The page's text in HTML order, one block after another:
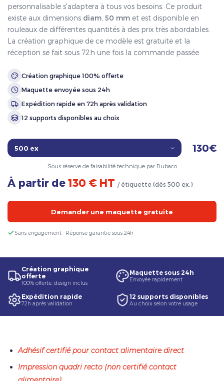
personnalisable s'adaptera à tous vos besoins. Ce produit
existe aux dimensions diam. 50 mm et est disponible en
rouleaux de différentes quantités à des prix très abordables.
La création graphique de ce modèle est gratuite et la
réception se fait sous 72h une fois la commande passée.
Création graphique 100% offerte
Maquette envoyée sous 24h
Expédition rapide en 72h après validation
12 supports disponibles au choix
130€
Sous réserve de faisabilité technique par Rubaco
À partir de 130 € HT / étiquette (dès 500 ex.)
Demander une maquette gratuite
Sans engagement · Réponse garantie sous 24h
Création graphique
offerte
100% offerte, design inclus
Maquette sous 24h
Envoyée rapidement
Expédition rapide
72h après validation
12 supports disponibles
Au choix selon votre usage
Adhésif certifié pour contact alimentaire direct
Impression quadri recto (non certifié contact